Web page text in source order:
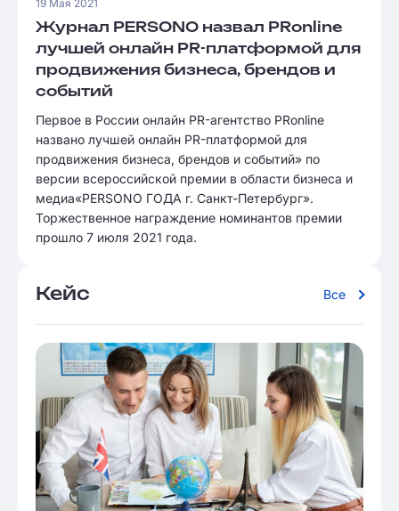
19 Мая 2021
Журнал PERSONO назвал PRonline
лучшей онлайн PR-платформой для
продвижения бизнеса, брендов и
событий
Первое в России онлайн PR-агентство PRonline
названо лучшей онлайн PR-платформой для
продвижения бизнеса, брендов и событий» по
версии всероссийской премии в области бизнеса и
медиа«PERSONO ГОДА г. Санкт-Петербург».
Торжественное награждение номинантов премии
прошло 7 июля 2021 года.
Кейс Все